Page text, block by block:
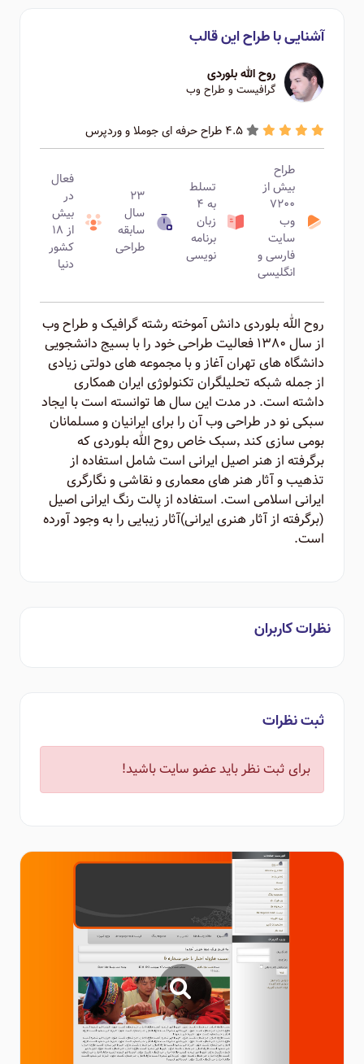
آشنایی با طراح این قالب
روح الله بلوردی
گرافیست و طراح وب
4.5 طراح حرفه ای جوملا و وردپرس
طراح
بیش از
۷۲۰۰
وب
سایت
فارسی و
انگلیسی
تسلط
به ۴
زبان
برنامه
نویسی
۲۳
سال
سابقه
طراحی
فعال
در
بیش
از ۱۸
کشور
دنیا
روح الله بلوردی دانش آموخته رشته گرافیک و طراح وب
از سال ۱۳۸۰ فعالیت طراحی خود را با بسیج دانشجویی
دانشگاه های تهران آغاز و با مجموعه های دولتی زیادی
از جمله شبکه تحلیلگران تکنولوژی ایران همکاری
داشته است. در مدت این سال ها توانسته است با ایجاد
سبکی نو در طراحی وب آن را برای ایرانیان و مسلمانان
بومی سازی کند ٬‌سبک خاص روح الله بلوردی که
برگرفته از هنر اصیل ایرانی است شامل استفاده از
تذهیب و آثار هنر های معماری و نقاشی و نگارگری
ایرانی اسلامی است. استفاده از پالت رنگ ایرانی اصیل
(برگرفته از آثار هنری ایرانی)‌آثار زیبایی را به وجود آورده
است.
نظرات کاربران
ثبت نظرات
برای ثبت نظر باید عضو سایت باشید!